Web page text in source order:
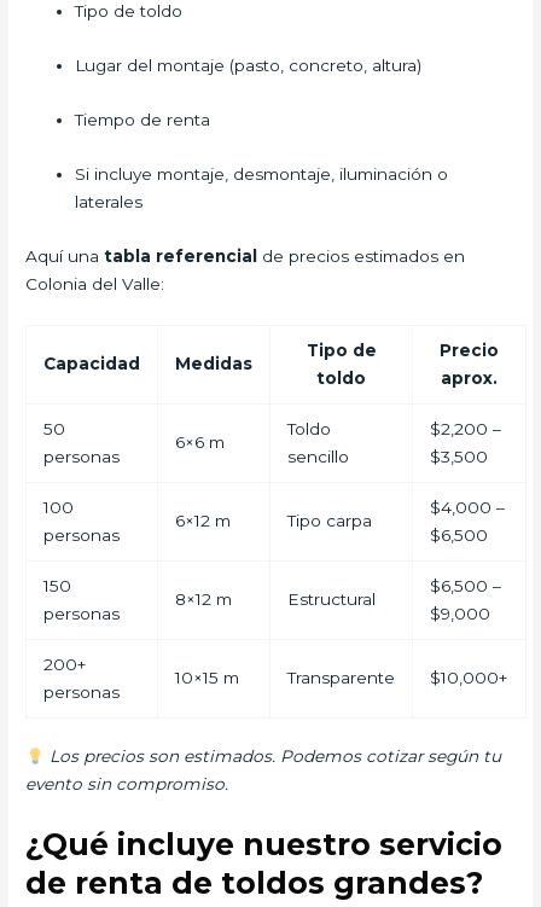
Tipo de toldo
Lugar del montaje (pasto, concreto, altura)
Tiempo de renta
Si incluye montaje, desmontaje, iluminación o
laterales
Aquí unatabla referencial
de precios estimados en
Colonia del Valle:
Capacidad Medidas
Tipo de
toldo
Precio
aprox.
50
personas
6×6 m
Toldo
sencillo
$2,200 –
$3,500
100
personas
6×12 m Tipo carpa
$4,000 –
$6,500
150
personas
8×12 m Estructural
$6,500 –
$9,000
200+
personas
10×15 m Transparente $10,000+
Los precios son estimados. Podemos cotizar según tu
evento sin compromiso.
¿Qué incluye nuestro servicio
de renta de toldos grandes?